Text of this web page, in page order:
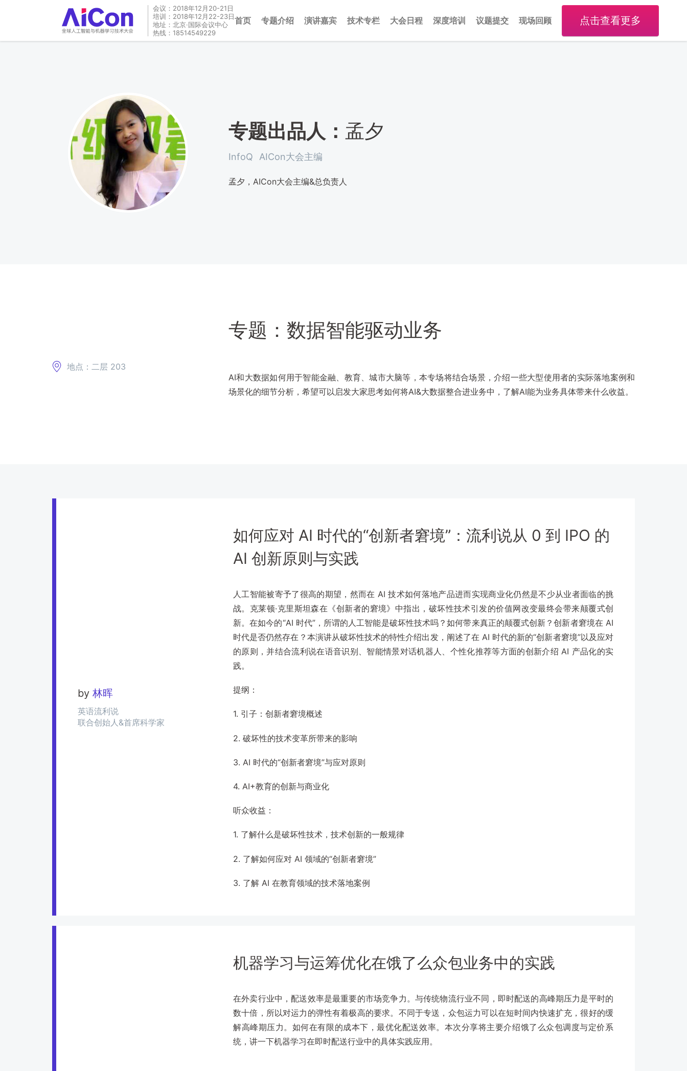
会议：2018年12月20-21日
培训：2018年12月22-23日
地址：北京·国际会议中心
热线：18514549229
首页 专题介绍 演讲嘉宾 技术专栏 大会日程 深度培训 议题提交 现场回顾 点击查看更多
专题出品人： 孟夕
InfoQ AICon大会主编
孟夕，AICon大会主编&总负责人
地点：二层 203
专题：数据智能驱动业务
AI和大数据如何用于智能金融、教育、城市大脑等，本专场将结合场景，介绍一些大型使用者的实际落地案例和
场景化的细节分析，希望可以启发大家思考如何将AI&大数据整合进业务中，了解AI能为业务具体带来什么收益。
by 林晖
英语流利说
联合创始人&首席科学家
如何应对 AI 时代的“创新者窘境”：流利说从 0 到 IPO 的
AI 创新原则与实践
人工智能被寄予了很高的期望，然而在 AI 技术如何落地产品进而实现商业化仍然是不少从业者面临的挑
战。克莱顿·克里斯坦森在《创新者的窘境》中指出，破坏性技术引发的价值网改变最终会带来颠覆式创
新。在如今的“AI 时代”，所谓的人工智能是破坏性技术吗？如何带来真正的颠覆式创新？创新者窘境在 AI
时代是否仍然存在？本演讲从破坏性技术的特性介绍出发，阐述了在 AI 时代的新的“创新者窘境”以及应对
的原则，并结合流利说在语音识别、智能情景对话机器人、个性化推荐等方面的创新介绍 AI 产品化的实
践。
提纲：
1. 引子：创新者窘境概述
2. 破坏性的技术变革所带来的影响
3. AI 时代的“创新者窘境”与应对原则
4. AI+教育的创新与商业化
听众收益：
1. 了解什么是破坏性技术，技术创新的一般规律
2. 了解如何应对 AI 领域的“创新者窘境”
3. 了解 AI 在教育领域的技术落地案例
机器学习与运筹优化在饿了么众包业务中的实践
在外卖行业中，配送效率是最重要的市场竞争力。与传统物流行业不同，即时配送的高峰期压力是平时的
数十倍，所以对运力的弹性有着极高的要求。不同于专送，众包运力可以在短时间内快速扩充，很好的缓
解高峰期压力。如何在有限的成本下，最优化配送效率。本次分享将主要介绍饿了么众包调度与定价系
统，讲一下机器学习在即时配送行业中的具体实践应用。